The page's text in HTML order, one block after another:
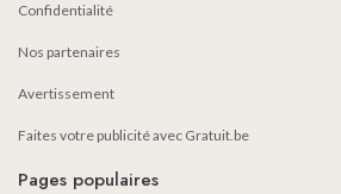
Confidentialité
Nos partenaires
Avertissement
Faites votre publicité avec Gratuit.be
Pages populaires